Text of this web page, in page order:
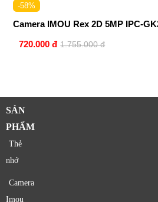
-58%
Camera IMOU Rex 2D 5MP IPC-
720.000 đ 1.755.000 đ
SẢN
PHẨM
Thẻ
nhớ
Camera
Imou